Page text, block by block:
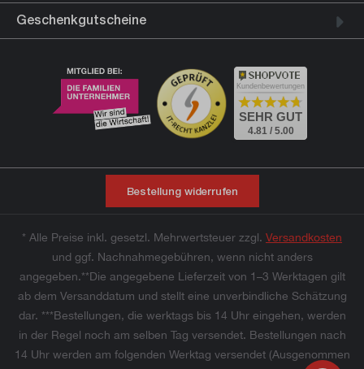
Geschenkgutscheine
Kundenbewertungen
SEHR GUT
4.81 / 5.00
Bestellung widerrufen
* Alle Preise inkl. gesetzl. Mehrwertsteuer zzgl. Versandkosten
und ggf. Nachnahmegebühren, wenn nicht anders
angegeben.**Die angegebene Lieferzeit von 1–3 Werktagen gilt
ab dem Versanddatum und stellt eine unverbindliche Schätzung
dar. ***Bestellungen, die werktags bis 14 Uhr eingehen, werden
in der Regel noch am selben Tag versendet. Bestellungen nach
14 Uhr werden am folgenden Werktag versendet (Ausgenommen